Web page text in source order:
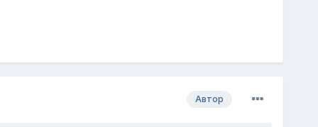
Автор